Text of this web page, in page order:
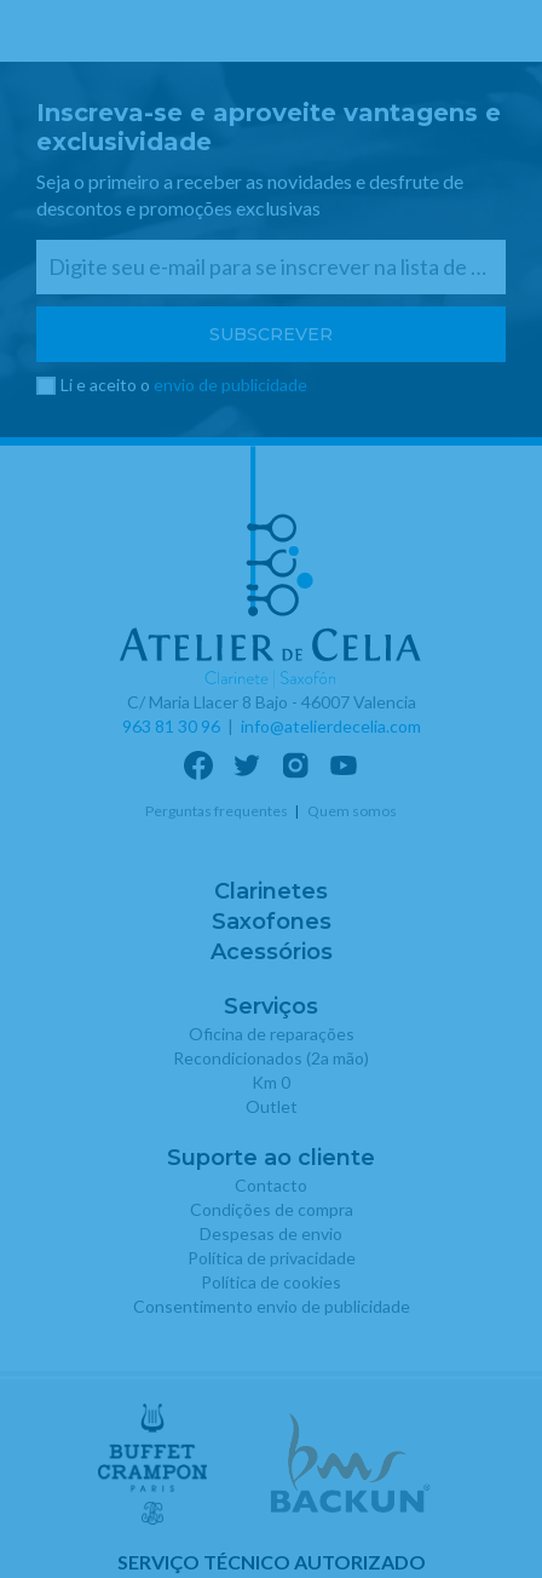
Inscreva-se e aproveite vantagens e
exclusividade
Seja o primeiro a receber as novidades e desfrute de
descontos e promoções exclusivas
Li e aceito o envio de publicidade
C/ Maria Llacer 8 Bajo - 46007 Valencia
963 81 30 96| info@atelierdecelia.com
Perguntas frequentes Quem somos
Clarinetes
Saxofones
Acessórios
Serviços
Oficina de reparações
Recondicionados (2a mão)
Km 0
Outlet
Suporte ao cliente
Contacto
Condições de compra
Despesas de envio
Política de privacidade
Política de cookies
Consentimento envio de publicidade
SERVIÇO TÉCNICO AUTORIZADO